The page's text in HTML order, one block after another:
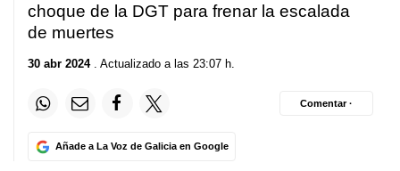
choque de la DGT para frenar la escalada
de muertes
30 abr 2024. Actualizado a las 23:07 h.
Añade a La Voz de Galicia en Google
Comentar ·